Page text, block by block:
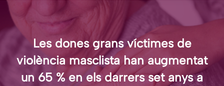
Les dones grans víctimes de
violència masclista han augmentat
un 65 % en els darrers set anys a